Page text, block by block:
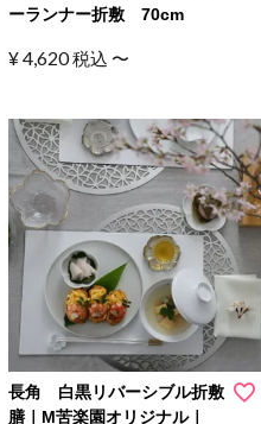
ーランナー折敷 70cm
¥4,620税込 〜
長角 白黒リバーシブル折敷
膳｜M苦楽園オリジナル｜